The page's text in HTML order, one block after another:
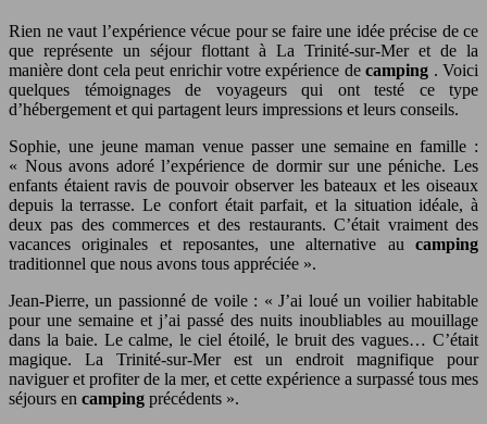
Rien ne vaut l’expérience vécue pour se faire une idée précise de ce
que représente un séjour flottant à La Trinité-sur-Mer et de la
manière dont cela peut enrichir votre expérience decamping . Voici
quelques témoignages de voyageurs qui ont testé ce type
d’hébergement et qui partagent leurs impressions et leurs conseils.
Sophie, une jeune maman venue passer une semaine en famille :
« Nous avons adoré l’expérience de dormir sur une péniche. Les
enfants étaient ravis de pouvoir observer les bateaux et les oiseaux
depuis la terrasse. Le confort était parfait, et la situation idéale, à
deux pas des commerces et des restaurants. C’était vraiment des
vacances originales et reposantes, une alternative au camping
traditionnel que nous avons tous appréciée ».
Jean-Pierre, un passionné de voile : « J’ai loué un voilier habitable
pour une semaine et j’ai passé des nuits inoubliables au mouillage
dans la baie. Le calme, le ciel étoilé, le bruit des vagues… C’était
magique. La Trinité-sur-Mer est un endroit magnifique pour
naviguer et profiter de la mer, et cette expérience a surpassé tous mes
séjours en camping précédents ».